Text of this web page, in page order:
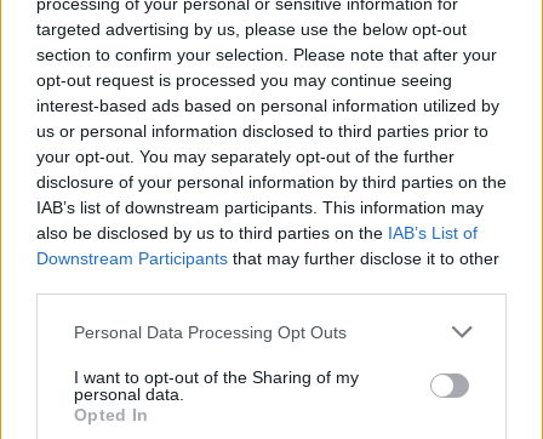
targeted advertising by us, please use the below opt-out
section to confirm your selection. Please note that after your
opt-out request is processed you may continue seeing
interest-based ads based on personal information utilized by
us or personal information disclosed to third parties prior to
your opt-out. You may separately opt-out of the further
disclosure of your personal information by third parties on the
IAB’s list of downstream participants. This information may
also be disclosed by us to third parties on the IAB’s List of
Downstream Participants that may further disclose it to other
Personal Data Processing Opt Outs
I want to opt-out of the Sharing of my
personal data.
Opted In
Tags from the story
Brasserie Réjane,Paris ,Λούβρο
You may also like